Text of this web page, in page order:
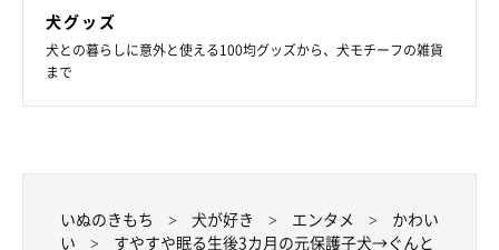
犬グッズ
犬との暮らしに意外と使える100均グッズから、犬モチーフの雑貨
まで
いぬのきもち 犬が好き エンタメ
かわい
い
すやすや眠る生後3カ月の元保護子犬→ぐんと